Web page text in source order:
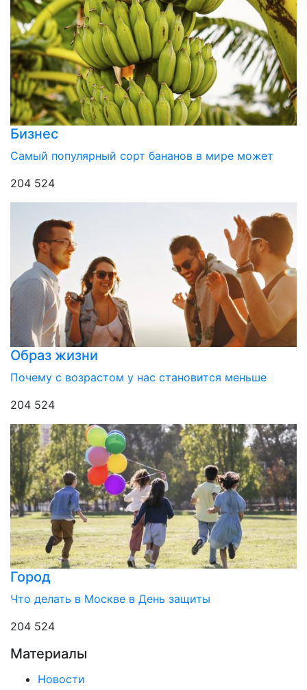
Бизнес
Самый популярный сорт бананов в мире может
204 524
Образ жизни
Почему с возрастом у нас становится меньше
204 524
Город
Что делать в Москве в День защиты
204 524
Материалы
Новости